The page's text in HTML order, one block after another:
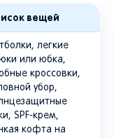
вещей
легкие
или юбка,
кроссовки,
убор,
SPF-крем,
кофта на